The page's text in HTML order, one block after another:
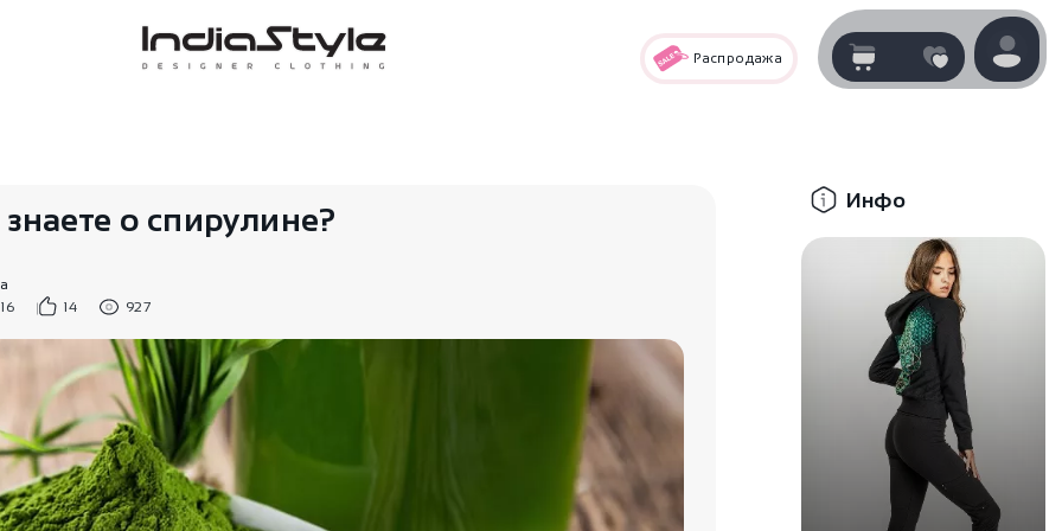
Распродажа
Корзина покупок пуста..
о спирулине?
14 927
Инфо